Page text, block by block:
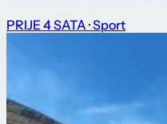
PRIJE 4 SATA · Sport